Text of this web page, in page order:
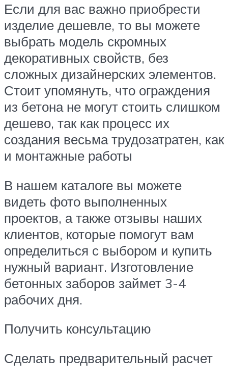
Если для вас важно приобрести
изделие дешевле, то вы можете
выбрать модель скромных
декоративных свойств, без
сложных дизайнерских элементов.
Стоит упомянуть, что ограждения
из бетона не могут стоить слишком
дешево, так как процесс их
создания весьма трудозатратен, как
и монтажные работы
В нашем каталоге вы можете
видеть фото выполненных
проектов, а также отзывы наших
клиентов, которые помогут вам
определиться с выбором и купить
нужный вариант. Изготовление
бетонных заборов займет 3-4
рабочих дня.
Получить консультацию
Сделать предварительный расчет